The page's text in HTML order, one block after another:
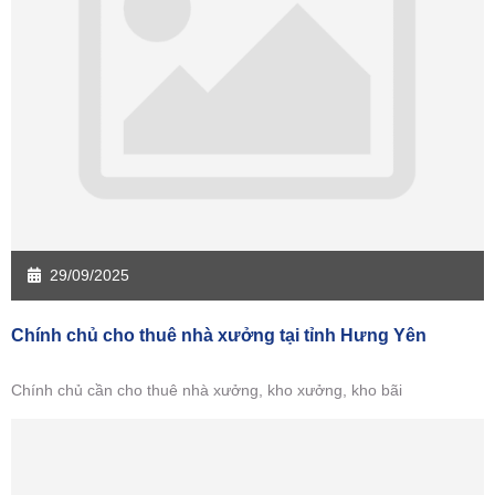
29/09/2025
Chính chủ cho thuê nhà xưởng tại tỉnh Hưng Yên
Chính chủ cần cho thuê nhà xưởng, kho xưởng, kho bãi